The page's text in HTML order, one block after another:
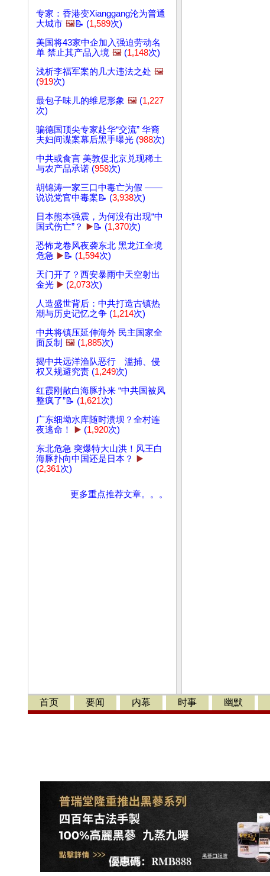
专家：香港变Xianggang沦为普通
大城市 🖼️📝 (1,589次)
美国将43家中企加入强迫劳动名
单 禁止其产品入境 🖼️ (1,148次)
浅析李福军案的几大违法之处 🖼️
(919次)
最包子味儿的维尼形象 🖼️ (1,227
次)
骗德国顶尖专家赴华“交流” 华裔
夫妇间谍案幕后黑手曝光 (988次)
中共或食言 美敦促北京兑现稀土
与农产品承诺 (958次)
胡锦涛一家三口中毒亡为假 ——
说说党官中毒案📝 (3,938次)
日本熊本强震，为何没有出现“中
国式伤亡”？
▶️📝 (1,370次)
恐怖龙卷风夜袭东北 黑龙江全境
危急 ▶️📝 (1,594次)
天门开了？西安暴雨中天空射出
金光 ▶️ (2,073次)
人造盛世背后：中共打造古镇热
潮与历史记忆之争 (1,214次)
中共将镇压延伸海外 民主国家全
面反制 🖼️ (1,885次)
揭中共远洋渔队恶行 滥捕、侵
权又规避究责 (1,249次)
红霞刚散白海豚扑来 “中共国被风
整疯了”📝 (1,621次)
广东细坳水库随时溃坝？全村连
夜逃命！
▶️ (1,920次)
东北危急 突爆特大山洪！风王白
海豚扑向中国还是日本？
▶️
(2,361次)
更多重点推荐文章。。。
首页 要闻 内幕 时事 幽默